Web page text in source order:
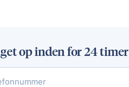
op inden for 24 timer